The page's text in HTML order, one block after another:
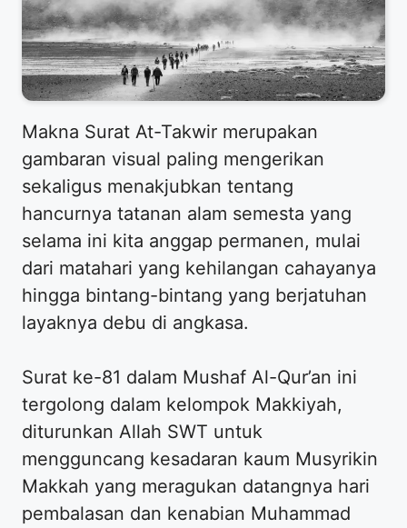
Makna Surat At-Takwir merupakan
gambaran visual paling mengerikan
sekaligus menakjubkan tentang
hancurnya tatanan alam semesta yang
selama ini kita anggap permanen, mulai
dari matahari yang kehilangan cahayanya
hingga bintang-bintang yang berjatuhan
layaknya debu di angkasa.
Surat ke-81 dalam Mushaf Al-Qur’an ini
tergolong dalam kelompok Makkiyah,
diturunkan Allah SWT untuk
mengguncang kesadaran kaum Musyrikin
Makkah yang meragukan datangnya hari
pembalasan dan kenabian Muhammad